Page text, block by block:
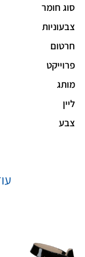
סוג חומר
צבעוניות
חרטום
פרוייקט
מותג
ליין
צבע